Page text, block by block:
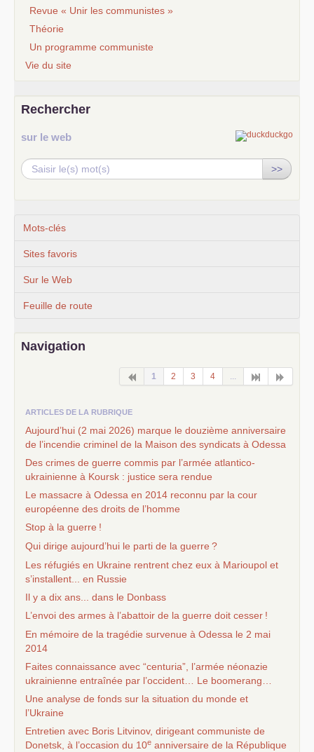
Revue « Unir les communistes »
Théorie
Un programme communiste
Vie du site
Rechercher
sur le web
>>
Mots-clés
Sites favoris
Sur le Web
Feuille de route
Navigation
1 2 3 4 ...
ARTICLES DE LA RUBRIQUE
Aujourd’hui (2 mai 2026) marque le douzième anniversaire
de l’incendie criminel de la Maison des syndicats à Odessa
Des crimes de guerre commis par l’armée atlantico-
ukrainienne à Koursk : justice sera rendue
Le massacre à Odessa en 2014 reconnu par la cour
européenne des droits de l’homme
Stop à la guerre !
Qui dirige aujourd’hui le parti de la guerre ?
Les réfugiés en Ukraine rentrent chez eux à Marioupol et
s’installent... en Russie
Il y a dix ans... dans le Donbass
L’envoi des armes à l’abattoir de la guerre doit cesser !
En mémoire de la tragédie survenue à Odessa le 2 mai
2014
Faites connaissance avec “centuria”, l’armée néonazie
ukrainienne entraînée par l’occident… Le boomerang…
Une analyse de fonds sur la situation du monde et
l’Ukraine
Entretien avec Boris Litvinov, dirigeant communiste de
Donetsk, à l’occasion du 10e anniversaire de la République